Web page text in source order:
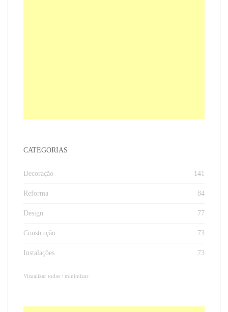
CATEGORIAS
Decoração 141
Reforma 84
Design 77
Construção 73
Instalações 73
Visualizar todas / minimizar